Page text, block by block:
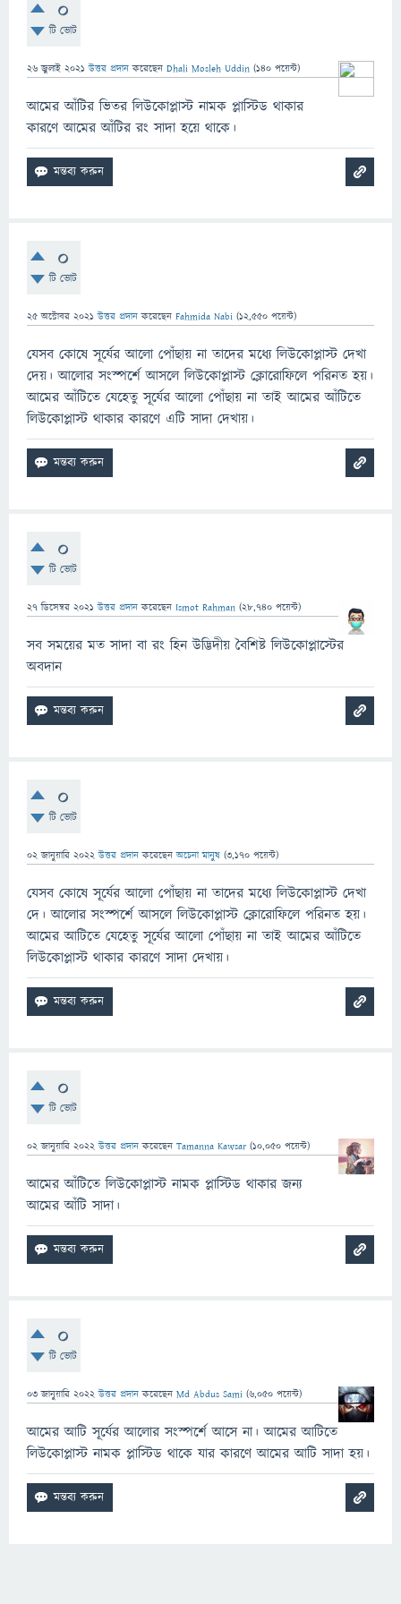
0
টি ভোট
26 জুলাই 2021 উত্তর প্রদান করেছেন Dhali Mosleh Uddin (140 পয়েন্ট)
আমের আঁটির ভিতর লিউকোপ্লাস্ট নামক প্লাস্টিড থাকার
কারণে আমের আঁটির রং সাদা হয়ে থাকে।
0
টি ভোট
25 অক্টোবর 2021 উত্তর প্রদান করেছেন Fahmida Nabi (12,550 পয়েন্ট)
যেসব কোষে সূর্যের আলো পোঁছায় না তাদের মধ্যে লিউকোপ্লাস্ট দেখা
দেয়। আলোর সংস্পর্শে আসলে লিউকোপ্লাস্ট ক্লোরোফিলে পরিনত হয়।
আমের আঁটিতে যেহেতু সূর্যের আলো পোঁছায় না তাই আমের আঁটিতে
লিউকোপ্লাস্ট থাকার কারণে এটি সাদা দেখায়।
0
টি ভোট
27 ডিসেম্বর 2021 উত্তর প্রদান করেছেন Ismot Rahman (28,740 পয়েন্ট)
সব সময়ের মত সাদা বা রং হিন উদ্ভিদীয় বৈশিষ্ট লিউকোপ্লাস্টের
অবদান
0
টি ভোট
02 জানুয়ারি 2022 উত্তর প্রদান করেছেনঅচেনা মানুষ (3,170 পয়েন্ট)
যেসব কোষে সূর্যের আলো পোঁছায় না তাদের মধ্যে লিউকোপ্লাস্ট দেখা
দে। আলোর সংস্পর্শে আসলে লিউকোপ্লাস্ট ক্লোরোফিলে পরিনত হয়।
আমের আটিতে যেহেতু সূর্যের আলো পোঁছায় না তাই আমের আঁটিতে
লিউকোপ্লাস্ট থাকার কারণে সাদা দেখায়।
0
টি ভোট
02 জানুয়ারি 2022 উত্তর প্রদান করেছেন Tamanna Kawsar (10,050 পয়েন্ট)
আমের আঁটিতে লিউকোপ্লাস্ট নামক প্লাস্টিড থাকার জন্য
আমের আঁটি সাদা।
0
টি ভোট
03 জানুয়ারি 2022 উত্তর প্রদান করেছেন Md Abdus Sami (6,050 পয়েন্ট)
আমের আটি সূর্যের আলোর সংস্পর্শে আসে না। আমের আটিতে
লিউকোপ্লাস্ট নামক প্লাস্টিড থাকে যার কারণে আমের আটি সাদা হয়।